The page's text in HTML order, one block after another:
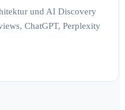
und AI Discovery
ChatGPT, Perplexity